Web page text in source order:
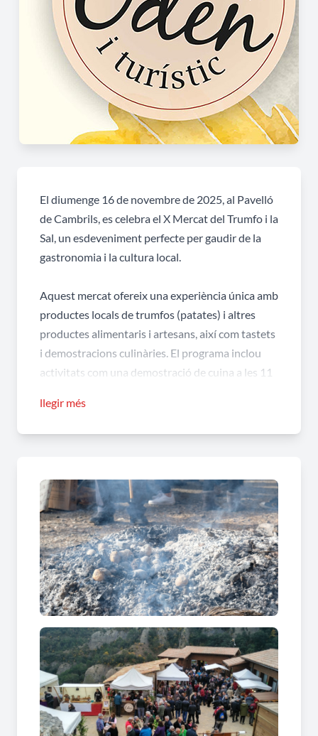
El diumenge 16 de novembre de 2025, al Pavelló
de Cambrils, es celebra el X Mercat del Trumfo i la
Sal, un esdeveniment perfecte per gaudir de la
gastronomia i la cultura local.
Aquest mercat ofereix una experiència única amb
productes locals de trumfos (patates) i altres
productes alimentaris i artesans, així com tastets
i demostracions culinàries. El programa inclou
activitats com una demostració de cuina a les 11
productes locals a les 12 h amb plats elaborats
Pebre, un espectacle familiar, i un servei
d'autobús de l'Ajuntament al Pavelló de 10 h a 20
h per facilitar l'accés. Una part de la recaptació es
destinarà a la Marató de TV3.
No et perdis aquesta oportunitat per descobrir
els sabors autèntics de la comarca i gaudir d'una
Per a més informació (enllaç)
llegir més